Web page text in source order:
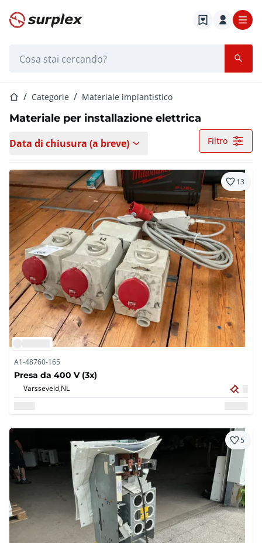
Home
Home Categorie Materiale impiantistico
Materiale per installazione elettrica
Data di chiusura (a breve) Filtro
13
A1-48760-165
Presa da 400 V (3x)
Varsseveld,NL
5